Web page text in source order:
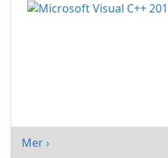
Mer ›